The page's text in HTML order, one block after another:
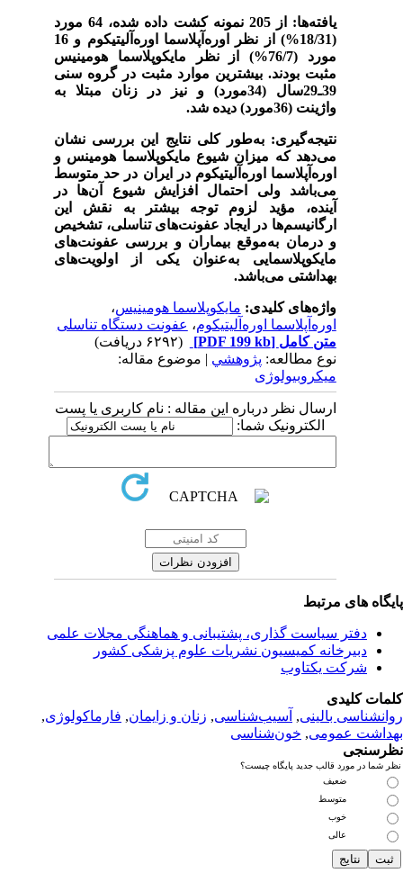
یافته‌ها: از 205 نمونه کشت داده شده، 64 مورد
(18/31%) از نظر اوره‌آپلاسما اوره‌آلیتیکوم و 16
مورد (76/7%) از نظر مایکوپلاسما هومینیس
مثبت بودند. بیشترین موارد مثبت در گروه سنی
39ـ29سال (34مورد) و نیز در زنان مبتلا به
واژینت (36مورد) دیده شد.
نتیجه‌گیری: به‌طور کلی نتایج این بررسی نشان
می‌دهد که میزان شیوع مایکوپلاسما هومینس و
اوره‌آپلاسما اوره‌آلیتیکوم در ایران در حد متوسط
می‌باشد ولی احتمال افزایش شیوع آن‌ها در
آینده، مؤید لزوم توجه بیشتر به نقش این
ارگانیسم‌ها در ایجاد عفونت‌های تناسلی، تشخیص
و درمان به‌موقع بیماران و بررسی عفونت‌های
مایکوپلاسمایی به‌عنوان یکی از اولویت‌های
بهداشتی می‌باشد.
واژه‌های کلیدی:مایکوپلاسما هومینیس،
اوره‌آپلاسما اوره‌آلیتیکوم،عفونت دستگاه تناسلی
متن کامل[PDF 199 kb]
نوع مطالعه:پژوهشي| موضوع مقاله:
میکروبیولوژی
ارسال نظر درباره این مقاله : نام کاربری یا پست
الکترونیک شما:
های مرتبط
دفتر سیاست گذاری، پشتیبانی و هماهنگی مجلات علمی
دبیرخانه کمیسیون نشریات علوم پزشکی کشور
شرکت یکتاوب
کلیدی
بالینی, آسیب‌شناسی, زنان و زایمان,فارماکولوژی ,
عمومی, خون‌شناسی
شما در مورد قالب جدید پایگاه چیست؟
ضعیف
متوسط
خوب
عالی